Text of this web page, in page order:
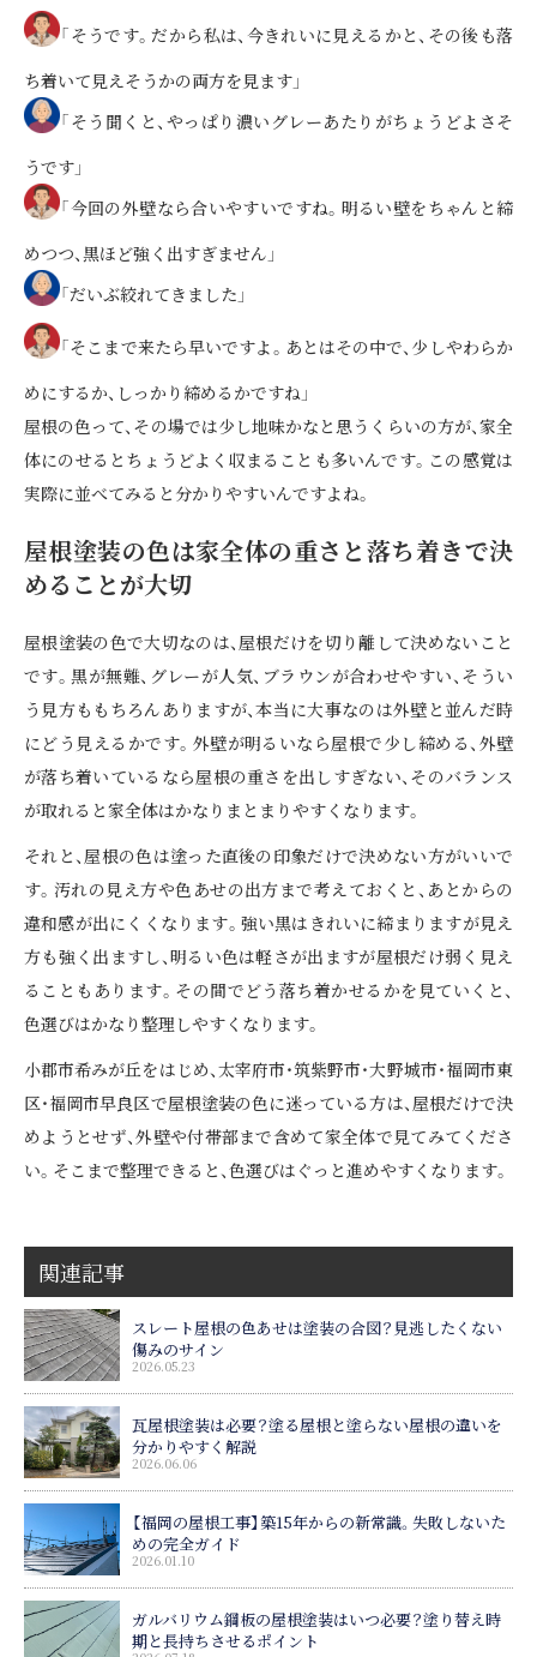
「そうです。だから私は、今きれいに見えるかと、その後も落
ち着いて見えそうかの両方を見ます」
「そう聞くと、やっぱり濃いグレーあたりがちょうどよさそ
うです」
「今回の外壁なら合いやすいですね。明るい壁をちゃんと締
めつつ、黒ほど強く出すぎません」
「だいぶ絞れてきました」
「そこまで来たら早いですよ。あとはその中で、少しやわらか
めにするか、しっかり締めるかですね」
屋根の色って、その場では少し地味かなと思うくらいの方が、家全
体にのせるとちょうどよく収まることも多いんです。この感覚は
実際に並べてみると分かりやすいんですよね。
屋根塗装の色は家全体の重さと落ち着きで決
めることが大切
屋根塗装の色で大切なのは、屋根だけを切り離して決めないこと
です。黒が無難、グレーが人気、ブラウンが合わせやすい、そうい
う見方ももちろんありますが、本当に大事なのは外壁と並んだ時
にどう見えるかです。外壁が明るいなら屋根で少し締める、外壁
が落ち着いているなら屋根の重さを出しすぎない、そのバランス
が取れると家全体はかなりまとまりやすくなります。
それと、屋根の色は塗った直後の印象だけで決めない方がいいで
す。汚れの見え方や色あせの出方まで考えておくと、あとからの
違和感が出にくくなります。強い黒はきれいに締まりますが見え
方も強く出ますし、明るい色は軽さが出ますが屋根だけ弱く見え
ることもあります。その間でどう落ち着かせるかを見ていくと、
色選びはかなり整理しやすくなります。
小郡市希みが丘をはじめ、太宰府市・筑紫野市・大野城市・福岡市東
区・福岡市早良区で屋根塗装の色に迷っている方は、屋根だけで決
めようとせず、外壁や付帯部まで含めて家全体で見てみてくださ
い。そこまで整理できると、色選びはぐっと進めやすくなります。
関連記事
スレート屋根の色あせは塗装の合図？見逃したくない
傷みのサイン
2026.05.23
瓦屋根塗装は必要？塗る屋根と塗らない屋根の違いを
分かりやすく解説
2026.06.06
【福岡の屋根工事】築15年からの新常識。失敗しないた
めの完全ガイド
2026.01.10
ガルバリウム鋼板の屋根塗装はいつ必要？塗り替え時
期と長持ちさせるポイント